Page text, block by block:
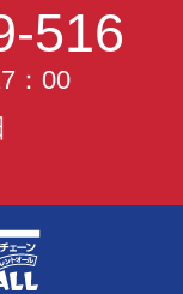
516
：00